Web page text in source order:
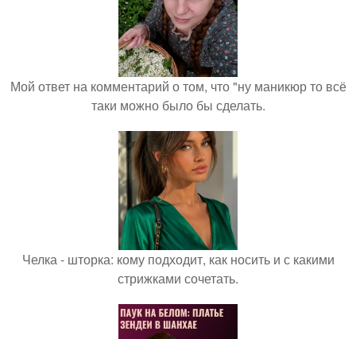
Мой ответ на комментарий о том, что "ну маникюр то всё
таки можно было бы сделать.
Челка - шторка: кому подходит, как носить и с какими
стрижками сочетать.